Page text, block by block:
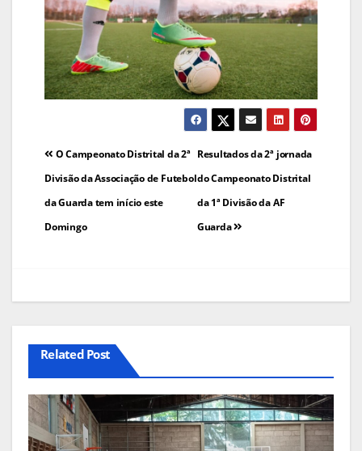
Navegação
de
artigos
Resultados da 2ª jornada
do Campeonato Distrital
da 1ª Divisão da AF
Guarda
O Campeonato Distrital da 2ª
Divisão da Associação de Futebol
da Guarda tem início este
Domingo
Related Post